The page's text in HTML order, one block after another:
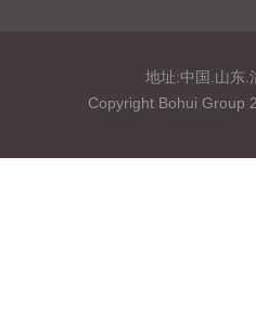
地址:中国.山东
Copyright Bohui Group